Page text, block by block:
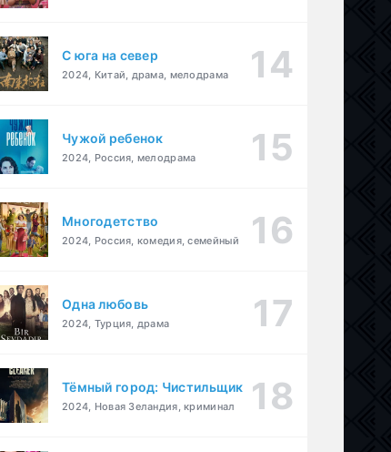
С юга на север
2024, Китай, драма, мелодрама
Чужой ребенок
2024, Россия, мелодрама
Многодетство
2024, Россия, комедия, семейный
Одна любовь
2024, Турция, драма
Тёмный город: Чистильщик
2024, Новая Зеландия, криминал